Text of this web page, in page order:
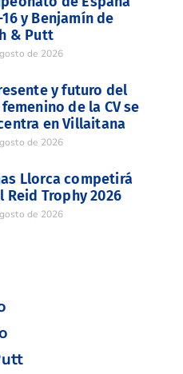
y Benjamín de
& Putt
de 2026
y futuro del
de la CV se
en Villaitana
de 2026
Llorca competirá
Reid Trophy 2026
de 2026